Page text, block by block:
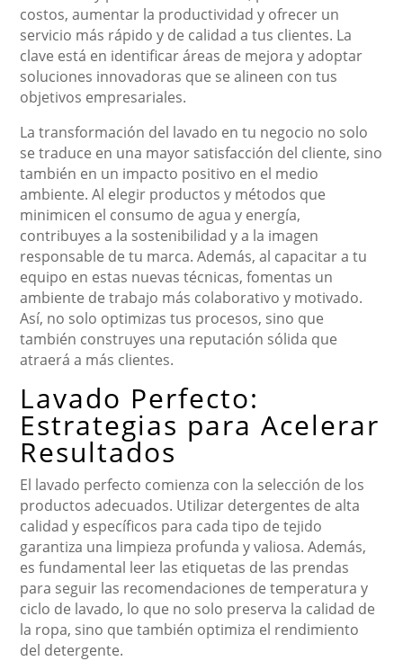
costos, aumentar la productividad y ofrecer un
servicio más rápido y de calidad a tus clientes. La
clave está en identificar áreas de mejora y adoptar
soluciones innovadoras que se alineen con tus
objetivos empresariales.
La transformación del lavado en tu negocio no solo
se traduce en una mayor satisfacción del cliente, sino
también en un impacto positivo en el medio
ambiente. Al elegir productos y métodos que
minimicen el consumo de agua y energía,
contribuyes a la sostenibilidad y a la imagen
responsable de tu marca. Además, al capacitar a tu
equipo en estas nuevas técnicas, fomentas un
ambiente de trabajo más colaborativo y motivado.
Así, no solo optimizas tus procesos, sino que
también construyes una reputación sólida que
atraerá a más clientes.
Lavado Perfecto:
Estrategias para Acelerar
Resultados
El lavado perfecto comienza con la selección de los
productos adecuados. Utilizar detergentes de alta
calidad y específicos para cada tipo de tejido
garantiza una limpieza profunda y valiosa. Además,
es fundamental leer las etiquetas de las prendas
para seguir las recomendaciones de temperatura y
ciclo de lavado, lo que no solo preserva la calidad de
la ropa, sino que también optimiza el rendimiento
del detergente.